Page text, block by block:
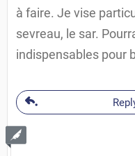
à faire. Je vise
sevreau, le sar.
indispensables pour